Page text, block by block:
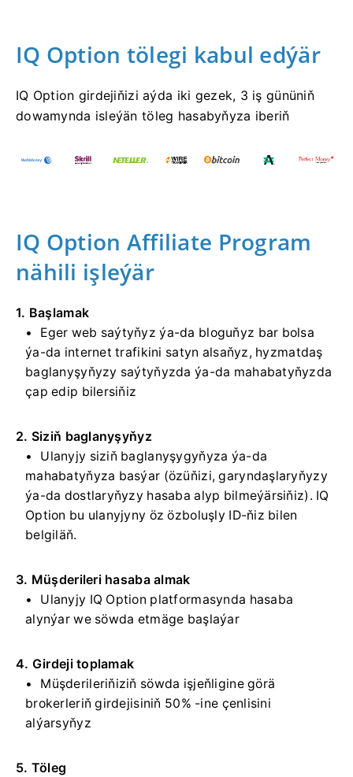
IQ Option tölegi kabul edýär
IQ Option girdejiňizi aýda iki gezek, 3 iş gününiň
dowamynda isleýän töleg hasabyňyza iberiň
IQ Option Affiliate Program
nähili işleýär
1. Başlamak
Eger web saýtyňyz ýa-da bloguňyz bar bolsa
ýa-da internet trafikini satyn alsaňyz, hyzmatdaş
baglanyşyňyzy saýtyňyzda ýa-da mahabatyňyzda
çap edip bilersiňiz
2. Siziň baglanyşyňyz
Ulanyjy siziň baglanyşygyňyza ýa-da
mahabatyňyza basýar (özüňizi, garyndaşlaryňyzy
ýa-da dostlaryňyzy hasaba alyp bilmeýärsiňiz). IQ
Option bu ulanyjyny öz özboluşly ID-ňiz bilen
belgiläň.
3. Müşderileri hasaba almak
Ulanyjy IQ Option platformasynda hasaba
alynýar we söwda etmäge başlaýar
4. Girdeji toplamak
Müşderileriňiziň söwda işjeňligine görä
brokerleriň girdejisiniň 50% -ine çenlisini
alýarsyňyz
5. Töleg